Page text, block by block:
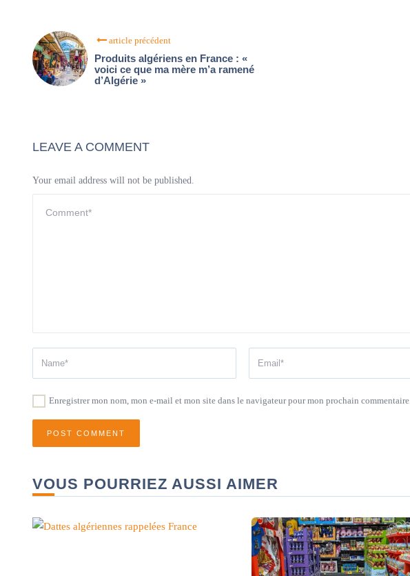
article précédent
Produits algériens en France : «
voici ce que ma mère m’a ramené
d’Algérie »
LEAVE A COMMENT
Your email address will not be published.
Enregistrer mon nom, mon e-mail et mon site dans le navigateur pour mon prochain commentaire.
VOUS POURRIEZ AUSSI AIMER